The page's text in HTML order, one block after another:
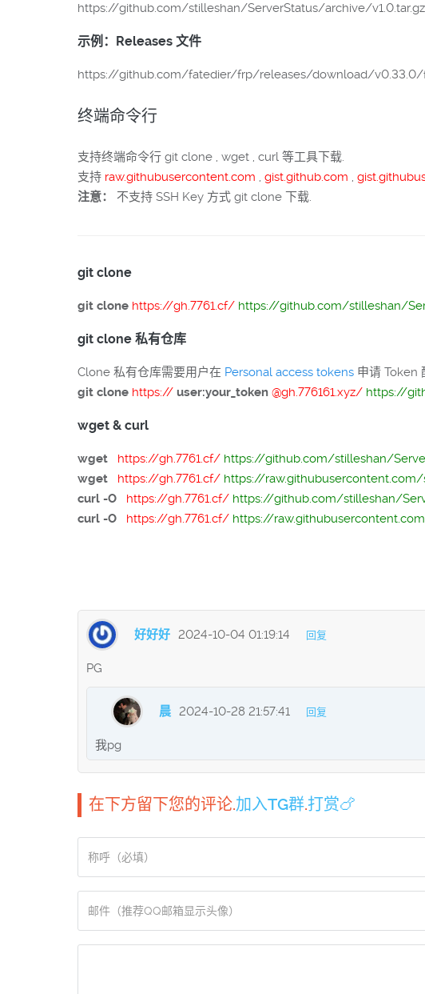
https://github.com/stilleshan/ServerStatus/archive/v1.0.tar.gz
示例：Releases 文件
https://github.com/fatedier/frp/releases/download/v0.33.0/
终端命令行
支持终端命令行 git clone , wget , curl 等工具下载.
支持 raw.githubusercontent.com , gist.github.com ,
注意： 不支持 SSH Key 方式 git clone 下载.
git clone
git clone https://gh.7761.cf/ https://github.com/stilleshan/
git clone 私有仓库
Clone 私有仓库需要用户在 Personal access tokens 申请 Token
git clone https:// user:your_token @gh.776161.xyz/ https://
wget & curl
wget https://gh.7761.cf/ https://github.com/stilleshan/
wget
https://gh.7761.cf/ https://
curl -O
https://gh.7761.cf/ https://github.com/stilleshan/
curl -O
https://gh.7761.cf/ https://
好好好 2024-10-04 01:19:14 回复
PG
晨 2024-10-28 21:57:41 回复
我pg
在下方留下您的评论.加入TG群.打赏🍗